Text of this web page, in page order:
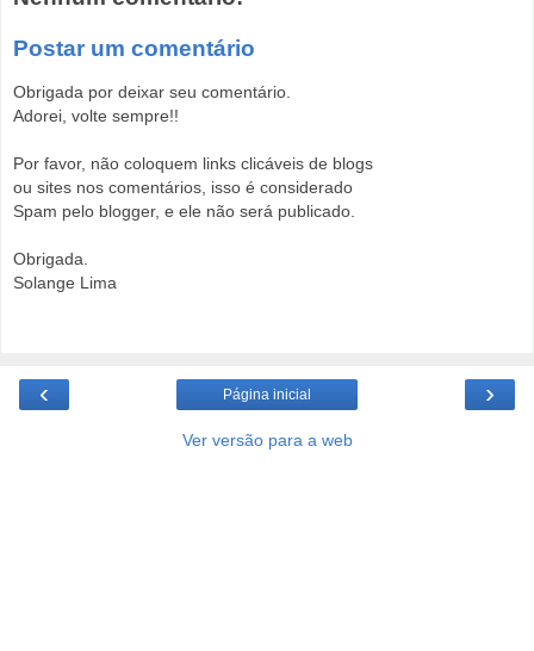
Postar um comentário
Obrigada por deixar seu comentário.
Adorei, volte sempre!!
Por favor, não coloquem links clicáveis de blogs
ou sites nos comentários, isso é considerado
Spam pelo blogger, e ele não será publicado.
Obrigada.
Solange Lima
‹ ›
Página inicial
Ver versão para a web